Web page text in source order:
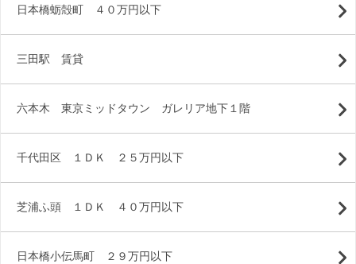
日本橋蛎殻町 ４０万円以下
三田駅 賃貸
六本木 東京ミッドタウン ガレリア地下１階
千代田区 １ＤＫ ２５万円以下
芝浦ふ頭 １ＤＫ ４０万円以下
日本橋小伝馬町 ２９万円以下